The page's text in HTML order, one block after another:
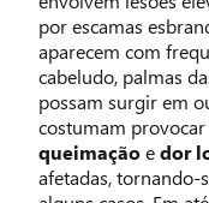
por escamas
aparecem com
cabeludo, palmas
possam surgir em
costumam provocar
queimaçãoedor
afetadas, tornando-